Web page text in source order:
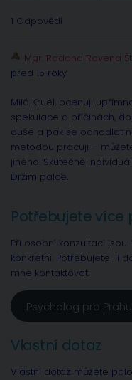
1 Odpovědi
Mgr. Radana Rovena
před 15 roky
Milá Kruel, ocenuji
spekulace o příčinách,
duše a pak se odhodlat
metodou pracuji –
jiného. Skutečně
Držím palce.
Potřebujete více
Při osobní konzultaci
konkrétní. Potřebujete-li
mne kontaktovat.
Psycholog pro
Vlastní dotaz
Vlastní dotaz můžete